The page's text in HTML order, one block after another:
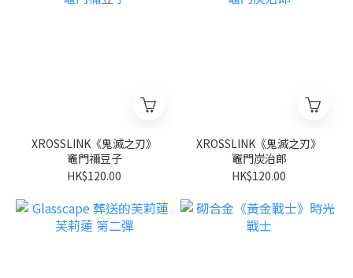
XROSSLINK《鬼滅之刃》
竈門禰豆子
HK$120.00
XROSSLINK《鬼滅之刃》
竈門炭治郎
HK$120.00